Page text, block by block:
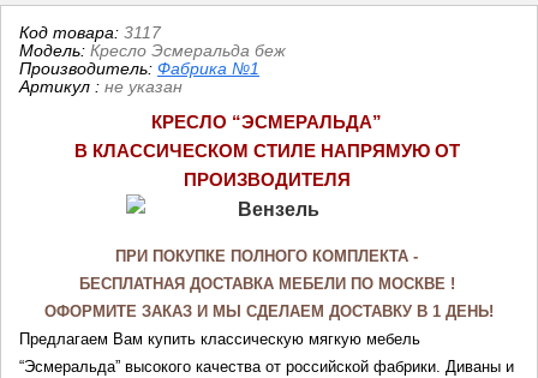
Код товара: 3117
Модель: Кресло Эсмеральда беж
Производитель: Фабрика №1
Артикул : не указан
КРЕСЛО “ЭСМЕРАЛЬДА”
В КЛАССИЧЕСКОМ СТИЛЕ НАПРЯМУЮ ОТ
ПРОИЗВОДИТЕЛЯ
ПРИ ПОКУПКЕ ПОЛНОГО КОМПЛЕКТА -
БЕСПЛАТНАЯ ДОСТАВКА МЕБЕЛИ ПО МОСКВЕ !
ОФОРМИТЕ ЗАКАЗ И МЫ СДЕЛАЕМ ДОСТАВКУ В 1 ДЕНЬ!
Предлагаем Вам купить классическую мягкую мебель
“Эсмеральда” высокого качества от российской фабрики. Диваны и